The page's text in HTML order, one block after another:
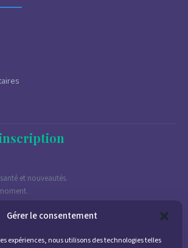
Gérer le consentement
expériences, nous utilisons des technologies telles
et nouveautés.